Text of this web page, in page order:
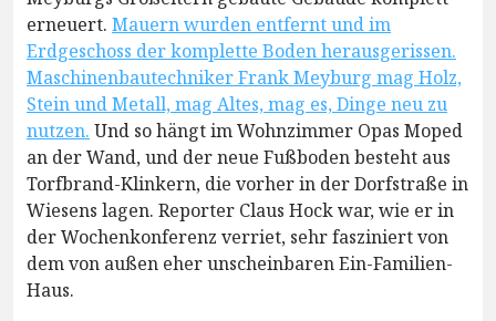
erneuert. Mauern wurden entfernt und im
Erdgeschoss der komplette Boden herausgerissen.
Maschinenbautechniker Frank Meyburg mag Holz,
Stein und Metall, mag Altes, mag es, Dinge neu zu
nutzen. Und so hängt im Wohnzimmer Opas Moped
an der Wand, und der neue Fußboden besteht aus
Torfbrand-Klinkern, die vorher in der Dorfstraße in
Wiesens lagen. Reporter Claus Hock war, wie er in
der Wochenkonferenz verriet, sehr fasziniert von
dem von außen eher unscheinbaren Ein-Familien-
Haus.